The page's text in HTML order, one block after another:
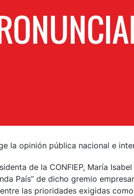
la opinión pública nacional e
de la CONFIEP, María
País” de dicho gremio
las prioridades exigidas